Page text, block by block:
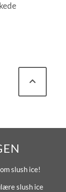
slush ice!
slush ice